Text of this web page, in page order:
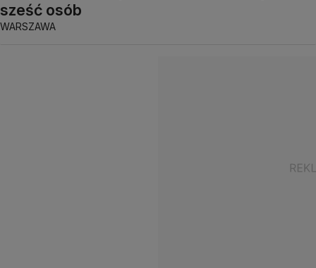
sześć osób
WARSZAWA